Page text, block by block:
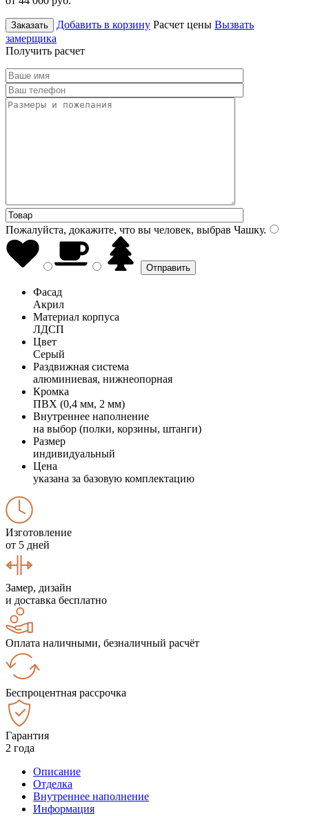
Заказать Добавить в корзину Расчет цены Вызвать
замерщика
Получить расчет
Пожалуйста, докажите, что вы человек, выбрав Чашку.
Фасад
Акрил
Материал корпуса
ЛДСП
Цвет
Серый
Раздвижная система
алюминиевая, нижнеопорная
Кромка
ПВХ (0,4 мм, 2 мм)
Внутреннее наполнение
на выбор (полки, корзины, штанги)
Размер
индивидуальный
Цена
указана за базовую комплектацию
Изготовление
от 5 дней
Замер, дизайн
и доставка бесплатно
Оплата наличными, безналичный расчёт
Беспроцентная рассрочка
Гарантия
2 года
Описание
Отделка
Внутреннее наполнение
Информация